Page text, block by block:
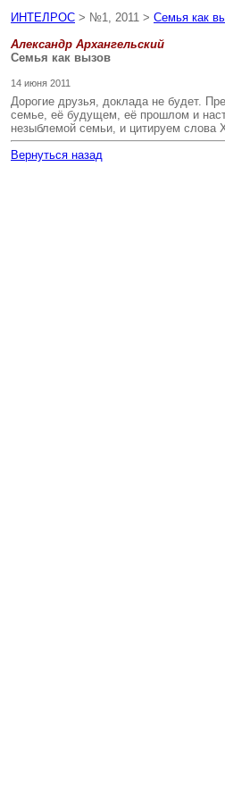
ИНТЕЛРОС > №1, 2011 > Семья как
Александр Архангельский
Семья как вызов
14 июня 2011
Дорогие друзья, доклада не будет.
семье, её будущем, её прошлом и
незыблемой семьи, и цитируем слова
Вернуться назад